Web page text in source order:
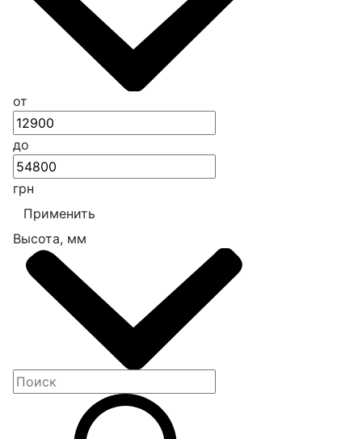
от
до
грн
Применить
Высота, мм